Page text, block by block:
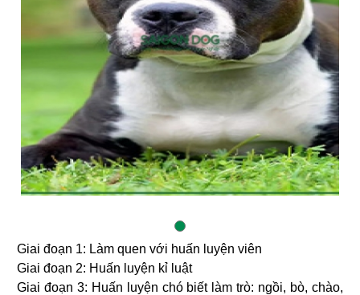
Giai đoạn 1: Làm quen với huấn luyện viên
Giai đoạn 2: Huấn luyện kỉ luật
Giai đoạn 3: Huấn luyện chó biết làm trò: ngồi, bò, chào,